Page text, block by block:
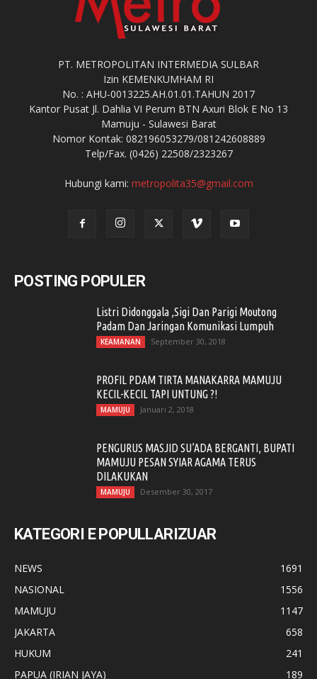
PT. METROPOLITAN INTERMEDIA SULBAR
Izin KEMENKUMHAM RI
No. : AHU-0013225.AH.01.01.TAHUN 2017
Kantor Pusat Jl. Dahlia VI Perum BTN Axuri Blok E No 13
Mamuju - Sulawesi Barat
Nomor Kontak: 082196053279/081242608889
Telp/Fax. (0426) 22508/2323267
Hubungi kami: metropolita35@gmail.com
POSTING POPULER
Listri Didonggala ,Sigi Dan Parigi Moutong
Padam Dan Jaringan Komunikasi Lumpuh
KEAMANAN September 30, 2018
PROFIL PDAM TIRTA MANAKARRA MAMUJU
KECIL-KECIL TAPI UNTUNG ?!
MAMUJU Januari 2, 2018
PENGURUS MASJID SU’ADA BERGANTI, BUPATI
MAMUJU PESAN SYIAR AGAMA TERUS
DILAKUKAN
MAMUJU Desember 30, 2017
KATEGORI E POPULLARIZUAR
NEWS
1691
NASIONAL
1556
MAMUJU
1147
JAKARTA
658
HUKUM
241
PAPUA (IRIAN JAYA)
189